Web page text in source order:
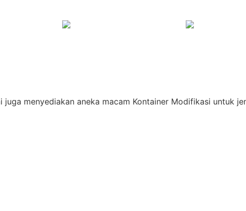
menyediakan aneka macam Kontainer Modifikasi untuk